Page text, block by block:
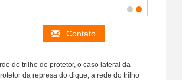
Contato
do trilho de protetor, o caso lateral da
da represa do dique, a rede do trilho